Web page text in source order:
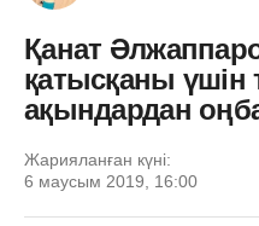
Қанат
қатысқаны
ақындардан
Жарияланған күні:
6 маусым 2019, 16:00